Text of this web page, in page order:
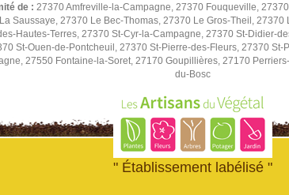
de : 27370 Amfreville-la-Campagne, 27370 Fouqueville,
Saussaye, 27370 Le Bec-Thomas, 27370 Le Gros-Theil,
Hautes-Terres, 27370 St-Cyr-la-Campagne, 27370 St-Didier-
St-Ouen-de-Pontcheuil, 27370 St-Pierre-des-Fleurs, 27370
27550 Fontaine-la-Soret, 27170 Goupillières, 27170
du-Bosc
" Établissement labélisé "